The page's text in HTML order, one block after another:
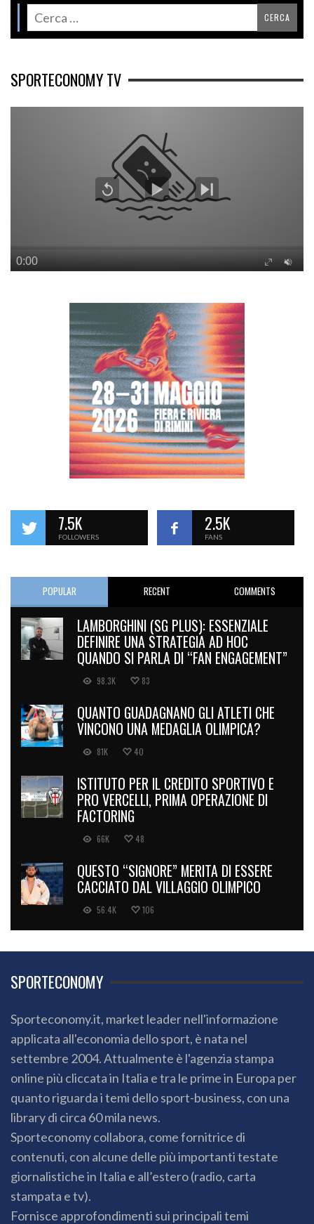
SPORTECONOMY TV
7.5K
FOLLOWERS
2.5K
FANS
POPULAR RECENT COMMENTS
LAMBORGHINI (SG PLUS): ESSENZIALE
DEFINIRE UNA STRATEGIA AD HOC
QUANDO SI PARLA DI “FAN ENGAGEMENT”
98.3K 83
QUANTO GUADAGNANO GLI ATLETI CHE
VINCONO UNA MEDAGLIA OLIMPICA?
81K 40
ISTITUTO PER IL CREDITO SPORTIVO E
PRO VERCELLI, PRIMA OPERAZIONE DI
FACTORING
66K 48
QUESTO “SIGNORE” MERITA DI ESSERE
CACCIATO DAL VILLAGGIO OLIMPICO
56.4K 106
SPORTECONOMY
Sporteconomy.it, market leader nell'informazione
applicata all'economia dello sport, è nata nel
settembre 2004. Attualmente è l'agenzia stampa
online più cliccata in Italia e tra le prime in Europa per
quanto riguarda i temi dello sport-business, con una
library di circa 60 mila news.
Sporteconomy collabora, come fornitrice di
contenuti, con alcune delle più importanti testate
giornalistiche in Italia e all’estero (radio, carta
stampata e tv).
Fornisce approfondimenti sui principali temi